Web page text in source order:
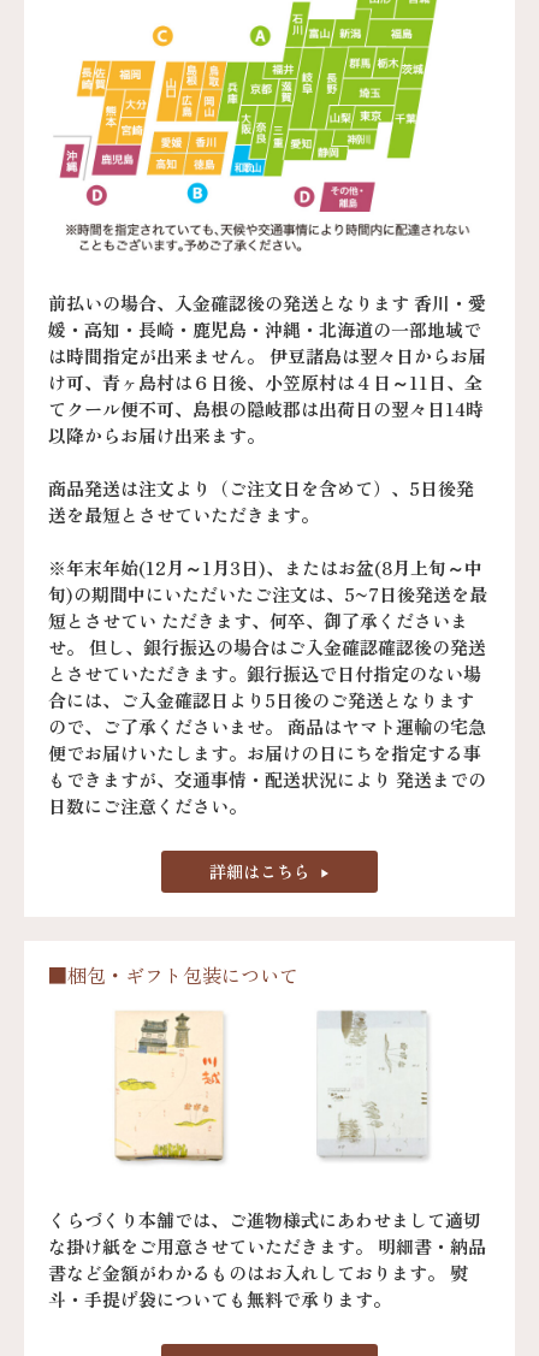
前払いの場合、入金確認後の発送となります 香川・愛
媛・高知・長崎・鹿児島・沖縄・北海道の一部地域で
は時間指定が出来ません。 伊豆諸島は翌々日からお届
け可、青ヶ島村は６日後、小笠原村は４日～11日、全
てクール便不可、島根の隠岐郡は出荷日の翌々日14時
以降からお届け出来ます。
商品発送は注文より（ご注文日を含めて）、5日後発
送を最短とさせていただきます。
※年末年始(12月～1月3日)、またはお盆(8月上旬～中
旬)の期間中にいただいたご注文は、5~7日後発送を最
短とさせてい ただきます、何卒、御了承くださいま
せ。 但し、銀行振込の場合はご入金確認確認後の発送
とさせていただきます。銀行振込で日付指定のない場
合には、ご入金確認日より5日後のご発送となります
ので、ご了承くださいませ。 商品はヤマト運輸の宅急
便でお届けいたします。お届けの日にちを指定する事
もできますが、交通事情・配送状況により 発送までの
日数にご注意ください。
詳細はこちら
■梱包・ギフト包装について
くらづくり本舗では、ご進物様式にあわせまして適切
な掛け紙をご用意させていただきます。 明細書・納品
書など金額がわかるものはお入れしております。 熨
斗・手提げ袋についても無料で承ります。